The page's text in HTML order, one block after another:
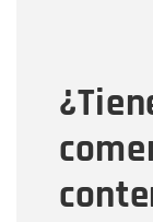
Tipo de
Mensaje